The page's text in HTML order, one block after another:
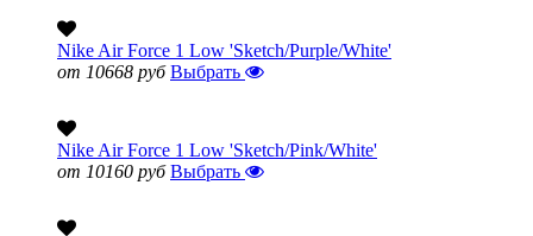
Nike Air Force 1 Low 'Sketch/Purple/White'
от 10668 руб Выбрать
Nike Air Force 1 Low 'Sketch/Pink/White'
от 10160 руб Выбрать